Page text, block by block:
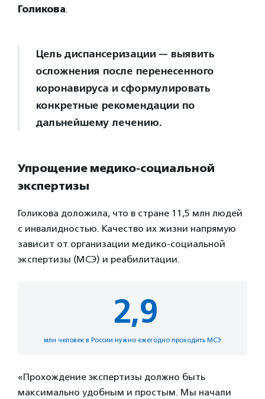
Голикова.
Цель диспансеризации — выявить
осложнения после перенесенного
коронавируса и сформулировать
конкретные рекомендации по
дальнейшему лечению.
Упрощение медико-социальной
экспертизы
Голикова доложила, что в стране 11,5 млн людей
с инвалидностью. Качество их жизни напрямую
зависит от организации медико-социальной
экспертизы (МСЭ) и реабилитации.
2,9
млн человек в России нужно ежегодно проходить МСЭ
«Прохождение экспертизы должно быть
максимально удобным и простым. Мы начали